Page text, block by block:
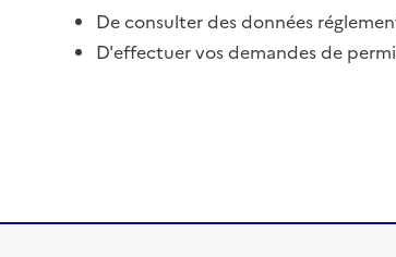
De consulter des données
D'effectuer vos demandes de